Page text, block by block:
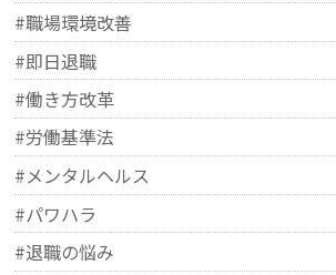
#職場環境改善
#即日退職
#働き方改革
#労働基準法
#メンタルヘルス
#パワハラ
#退職の悩み